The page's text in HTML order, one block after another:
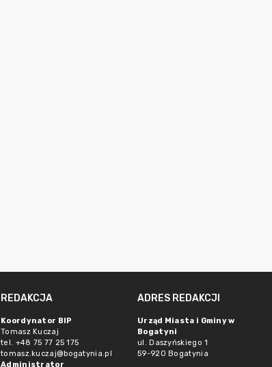
REDAKCJA
Koordynator BIP
Tomasz Kuczaj
tel. +48 75 77 25 175
tomasz.kuczaj@bogatynia.pl
Administrator
ADRES REDAKCJI
Urząd Miasta i Gminy w
Bogatyni
ul. Daszyńskiego 1
59-920 Bogatynia